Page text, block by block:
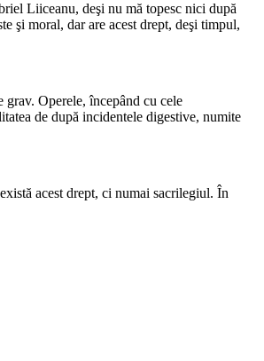
Liiceanu, deşi nu mă topesc nici după
şi moral, dar are acest drept, deşi timpul,
grav. Operele, începând cu cele
de după incidentele digestive, numite
acest drept, ci numai sacrilegiul. În